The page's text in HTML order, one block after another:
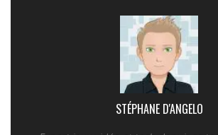
STÉPHANE D'ANGELO